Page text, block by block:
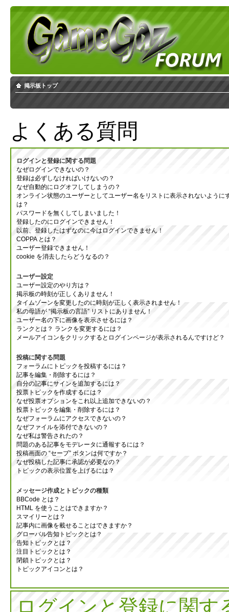
掲示板トップ
よくある質問
ログインと登録に関する問題
なぜログインできないの？
登録は必ずしなければいけないの？
なぜ自動的にログオフしてしまうの？
オンライン状態のユーザーとしてユーザー名をリストに表示されないように
は？
パスワードを無くしてしまいました！
登録したのにログインできません！
以前、登録したはずなのに今はログインできません！
COPPA とは？
ユーザー登録できません！
cookie を消去したらどうなるの？
ユーザー設定
ユーザー設定のやり方は？
掲示板の時刻が正しくありません！
タイムゾーンを変更したのに時刻が正しく表示されません！
私の母語が “掲示板の言語” リストにありません！
ユーザー名の下に画像を表示させるには？
ランクとは？ ランクを変更するには？
メールアイコンをクリックするとログインページが表示されるんですけど？
投稿に関する問題
フォーラムにトピックを投稿するには？
記事を編集・削除するには？
自分の記事にサインを追加するには？
投票トピックを作成するには？
なぜ投票オプションをこれ以上追加できないの？
投票トピックを編集・削除するには？
なぜフォーラムにアクセスできないの？
なぜファイルを添付できないの？
なぜ私は警告されたの？
問題のある記事をモデレータに通報するには？
投稿画面の “セーブ” ボタンは何ですか？
なぜ投稿した記事に承認が必要なの？
トピックの表示位置を上げるには？
メッセージ作成とトピックの種類
BBCode とは？
HTML を使うことはできますか？
スマイリーとは？
記事内に画像を載せることはできますか？
グローバル告知トピックとは？
告知トピックとは？
注目トピックとは？
閉鎖トピックとは？
トピックアイコンとは？
ログインと登録に関す